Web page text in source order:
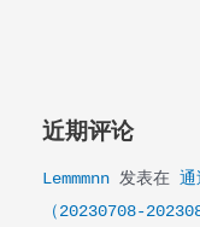
近期评论
Lemmmnn发表在 通
（20230708-